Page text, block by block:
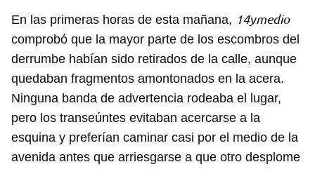
En las primeras horas de esta mañana, 14ymedio
comprobó que la mayor parte de los escombros del
derrumbe habían sido retirados de la calle, aunque
quedaban fragmentos amontonados en la acera.
Ninguna banda de advertencia rodeaba el lugar,
pero los transeúntes evitaban acercarse a la
esquina y preferían caminar casi por el medio de la
avenida antes que arriesgarse a que otro desplome